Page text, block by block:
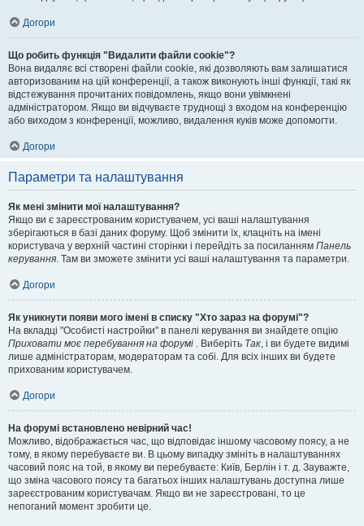
Догори
Що робить функція "Видалити файли cookie"?
Вона видаляє всі створені файли cookie, які дозволяють вам залишатися
авторизованим на цій конференції, а також виконують інші функції, такі як
відстежування прочитаних повідомлень, якщо вони увімкнені
адміністратором. Якщо ви відчуваєте труднощі з входом на конференцію
або виходом з конференції, можливо, видалення куків може допомогти.
Догори
Параметри та налаштування
Як мені змінити мої налаштування?
Якщо ви є зареєстрованим користувачем, усі ваші налаштування
зберігаються в базі даних форуму. Щоб змінити їх, клацніть на імені
користувача у верхній частині сторінки і перейдіть за посиланням Панель
керування. Там ви зможете змінити усі ваші налаштування та параметри.
Догори
Як уникнути появи мого імені в списку "Хто зараз на форумі"?
На вкладці "Особисті настройки" в панелі керування ви знайдете опцію
Приховати моє перебування на форумі . Виберіть Так, і ви будете видимі
лише адміністраторам, модераторам та собі. Для всіх інших ви будете
прихованим користувачем.
Догори
На форумі встановлено невірний час!
Можливо, відображається час, що відповідає іншому часовому поясу, а не
тому, в якому перебуваєте ви. В цьому випадку змініть в налаштуваннях
часовий пояс на той, в якому ви перебуваєте: Київ, Берлін і т. д. Зауважте,
що зміна часового поясу та багатьох інших налаштувань доступна лише
зареєстрованим користувачам. Якщо ви не зареєстровані, то це
непоганий момент зробити це.